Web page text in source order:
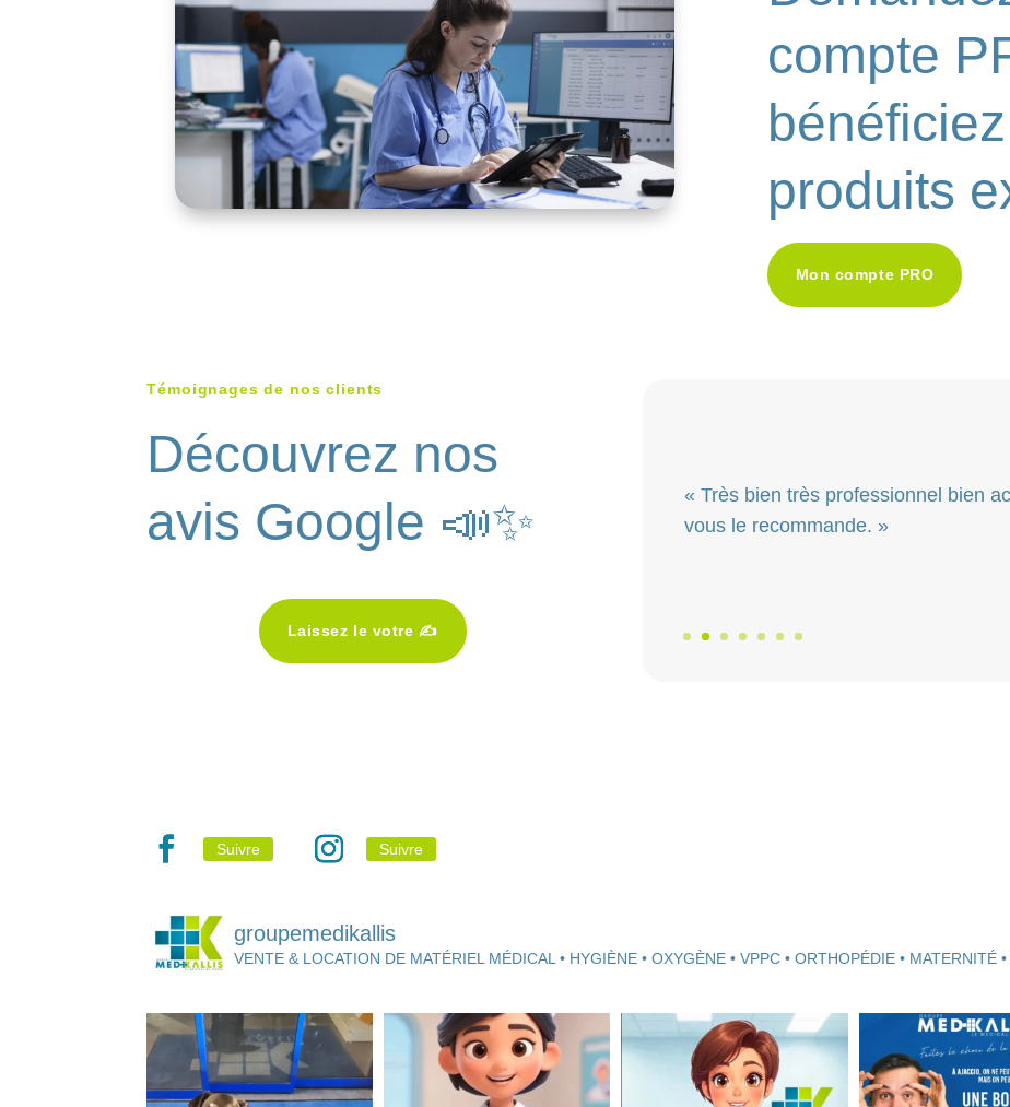
compte
produits
Mon compte PRO
Témoignages de nos clients
Découvrez nos
avis Google 📣✨
Laissez le votre ✍️
« Très bien très professionnel bien
vous le recommande. »
Suivre Suivre
groupemedikallis
VENTE & LOCATION DE MATÉRIEL MÉDICAL • HYGIÈNE • OXYGÈNE • VPPC • ORTHOPÉDIE • MATERNITÉ